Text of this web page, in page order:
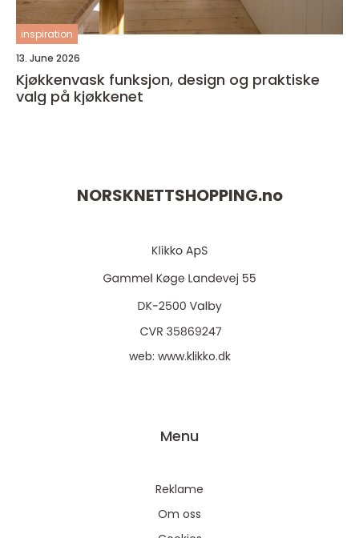
inspiration
13. June 2026
Kjøkkenvask funksjon, design og praktiske
valg på kjøkkenet
NORSKNETTSHOPPING.no
web: www.klikko.dk
Menu
Reklame
Om oss